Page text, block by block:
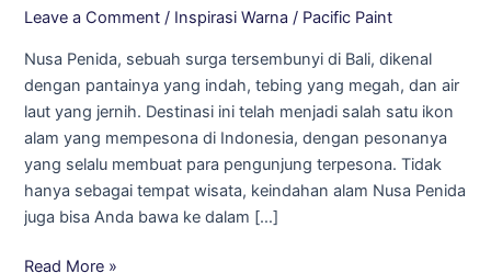
Leave a Comment / Inspirasi Warna / Pacific Paint
Nusa Penida, sebuah surga tersembunyi di Bali, dikenal
dengan pantainya yang indah, tebing yang megah, dan air
laut yang jernih. Destinasi ini telah menjadi salah satu ikon
alam yang mempesona di Indonesia, dengan pesonanya
yang selalu membuat para pengunjung terpesona. Tidak
hanya sebagai tempat wisata, keindahan alam Nusa Penida
juga bisa Anda bawa ke dalam […]
dari
Penida,
Bali
untuk
Hunian
yang
Menawan!
Read More »